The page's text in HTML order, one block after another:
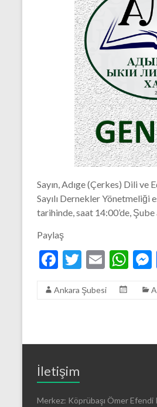
Sayın, Adıge (Çerkes) Dili ve
Sayılı Dernekler Yönetmeliği
tarihinde, saat 14:00’de, Şube
Paylaş
F
e
k
T
itt
E
ai
W
at
Ankara Şubesi
İletişim
Merkez: Köprübaşı Ömer Efendi